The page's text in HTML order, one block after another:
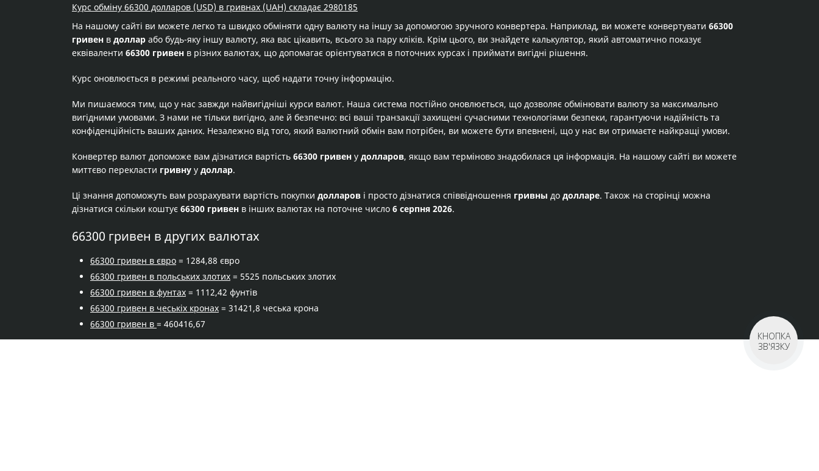
Курс обміну 66300 долларов (USD) в гривнах (UAH) складає 2980185
На нашому сайті ви можете легко та швидко обміняти одну валюту на іншу за допомогою зручного конвертера. Наприклад, ви можете конвертувати 66300
гривен в доллар або будь-яку іншу валюту, яка вас цікавить, всього за пару кліків. Крім цього, ви знайдете калькулятор, який автоматично показує
еквіваленти 66300 гривен в різних валютах, що допомагає орієнтуватися в поточних курсах і приймати вигідні рішення.
Курс оновлюється в режимі реального часу, щоб надати точну інформацію.
Ми пишаємося тим, що у нас завжди найвигідніші курси валют. Наша система постійно оновлюється, що дозволяє обмінювати валюту за максимально
вигідними умовами. З нами не тільки вигідно, але й безпечно: всі ваші транзакції захищені сучасними технологіями безпеки, гарантуючи надійність та
конфіденційність ваших даних. Незалежно від того, який валютний обмін вам потрібен, ви можете бути впевнені, що у нас ви отримаєте найкращі умови.
Конвертер валют допоможе вам дізнатися вартість 66300 гривен у долларов, якщо вам терміново знадобилася ця інформація. На нашому сайті ви можете
миттєво перекласти гривну у доллар.
Ці знання допоможуть вам розрахувати вартість покупки долларов і просто дізнатися співвідношення гривны до долларе. Також на сторінці можна
дізнатися скільки коштує 66300 гривен в інших валютах на поточне число 6 серпня 2026.
66300 гривен в других валютах
66300 гривен в євро = 1284,88 євро
66300 гривен в польських злотих = 5525 польських злотих
66300 гривен в фунтах = 1112,42 фунтів
66300 гривен в чеськіх кронах = 31421,8 чеська крона
66300 гривен в = 460416,67
КНОПКА
ЗВ'ЯЗКУ